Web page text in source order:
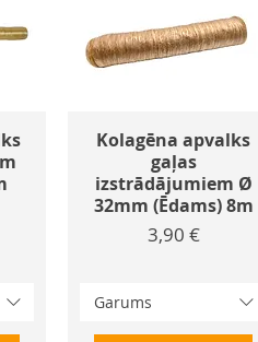
Kolagēna apvalks
gaļas
izstrādājumiem Ø
32mm (Ēdams) 8m
Cena
3,90 €
Garums